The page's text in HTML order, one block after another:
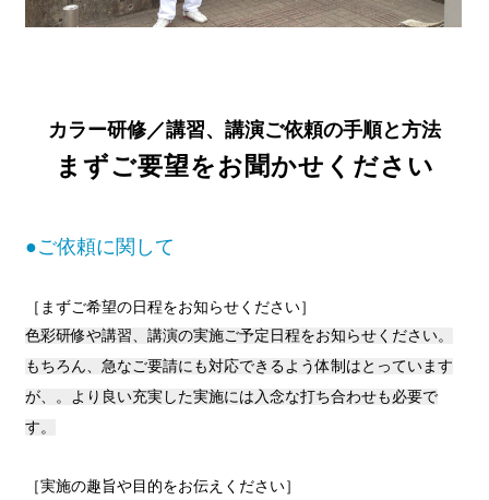
カラー研修／講習、講演ご依頼の手順と方法
まずご要望をお聞かせください
●ご依頼に関して
［まずご希望の日程をお知らせください］
色彩研修や講習、講演の実施ご予定日程をお知らせください。
もちろん、急なご要請にも対応できるよう体制はとっています
が、。より良い充実した実施には入念な打ち合わせも必要で
す。
［実施の趣旨や目的をお伝えください］